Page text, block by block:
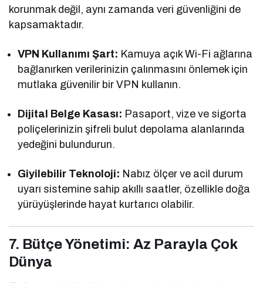
korunmak değil, aynı zamanda veri güvenliğini de
kapsamaktadır.
VPN Kullanımı Şart: Kamuya açık Wi-Fi ağlarına
bağlanırken verilerinizin çalınmasını önlemek için
mutlaka güvenilir bir VPN kullanın.
Dijital Belge Kasası: Pasaport, vize ve sigorta
poliçelerinizin şifreli bulut depolama alanlarında
yedeğini bulundurun.
Giyilebilir Teknoloji: Nabız ölçer ve acil durum
uyarı sistemine sahip akıllı saatler, özellikle doğa
yürüyüşlerinde hayat kurtarıcı olabilir.
7. Bütçe Yönetimi: Az Parayla Çok
Dünya